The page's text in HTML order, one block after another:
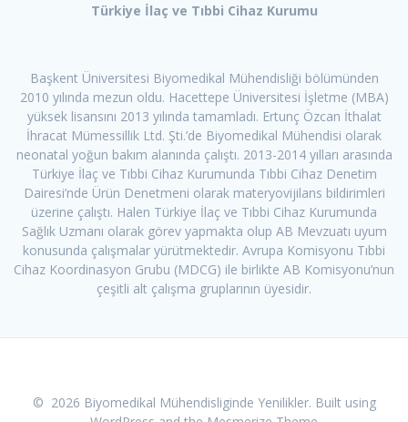
Türkiye İlaç ve Tıbbi Cihaz Kurumu
Başkent Üniversitesi Biyomedikal Mühendisliği bölümünden
2010 yılında mezun oldu. Hacettepe Üniversitesi İşletme (MBA)
yüksek lisansını 2013 yılında tamamladı. Ertunç Özcan İthalat
İhracat Mümessillik Ltd. Şti.’de Biyomedikal Mühendisi olarak
neonatal yoğun bakım alanında çalıştı. 2013-2014 yılları arasında
Türkiye İlaç ve Tıbbi Cihaz Kurumunda Tıbbi Cihaz Denetim
Dairesi’nde Ürün Denetmeni olarak materyovijilans bildirimleri
üzerine çalıştı. Halen Türkiye İlaç ve Tıbbi Cihaz Kurumunda
Sağlık Uzmanı olarak görev yapmakta olup AB Mevzuatı uyum
konusunda çalışmalar yürütmektedir. Avrupa Komisyonu Tıbbi
Cihaz Koordinasyon Grubu (MDCG) ile birlikte AB Komisyonu’nun
çeşitli alt çalışma gruplarının üyesidir.
© 2026 Biyomedikal Mühendisliginde Yenilikler. Built using